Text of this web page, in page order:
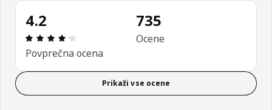
4.2
Ocena in komentar: 4.2 od skupno 5 zvezdic.
Povprečna ocena
735
Ocene
Prikaži vse ocene